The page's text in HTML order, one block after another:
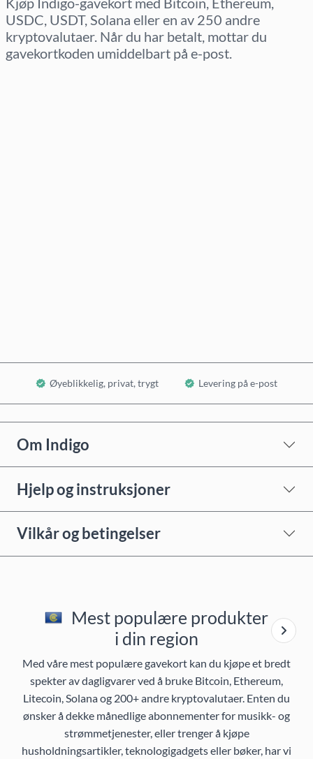
USDC, USDT, Solana eller en av 250 andre
kryptovalutaer. Når du har betalt, mottar du
gavekortkoden umiddelbart på e-post.
Øyeblikkelig, privat, trygt Levering på e-post
Om Indigo
Hjelp og instruksjoner
Vilkår og betingelser
Mest populære produkter
i din region
Med våre mest populære gavekort kan du kjøpe et bredt
spekter av dagligvarer ved å bruke Bitcoin, Ethereum,
Litecoin, Solana og 200+ andre kryptovalutaer. Enten du
ønsker å dekke månedlige abonnementer for musikk- og
strømmetjenester, eller trenger å kjøpe
husholdningsartikler, teknologigadgets eller bøker, har vi